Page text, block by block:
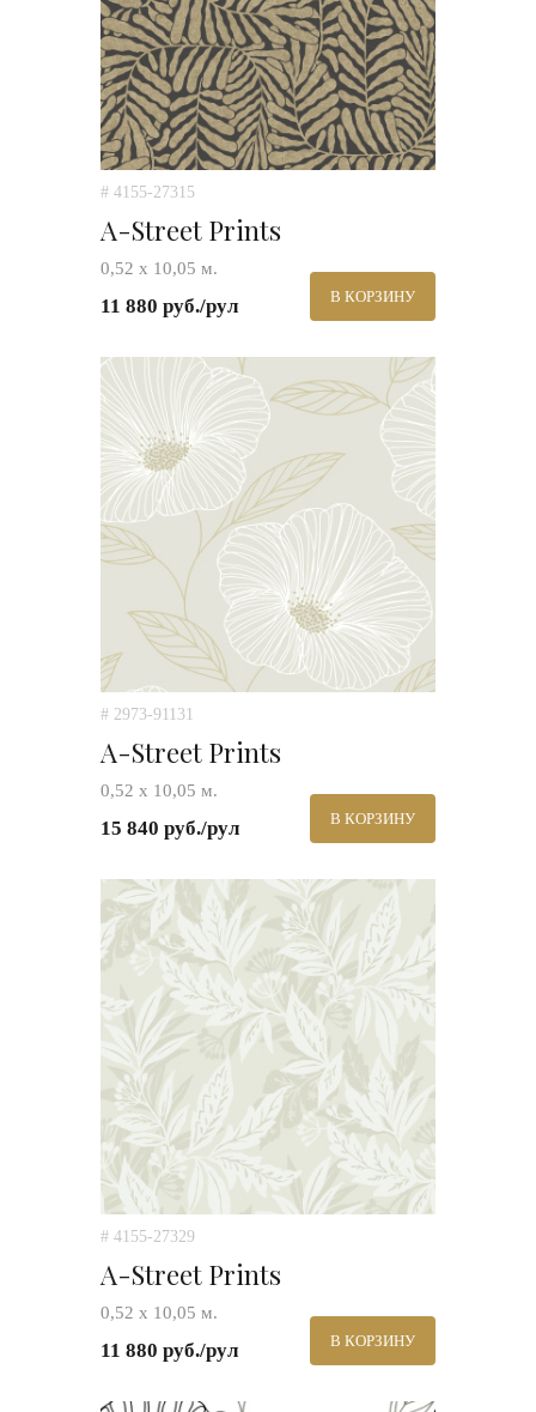
# 4155-27315
A-Street Prints
0,52 х 10,05 м.
11 880 руб./рул В КОРЗИНУ
# 2973-91131
A-Street Prints
0,52 х 10,05 м.
15 840 руб./рул В КОРЗИНУ
# 4155-27329
A-Street Prints
0,52 х 10,05 м.
11 880 руб./рул В КОРЗИНУ